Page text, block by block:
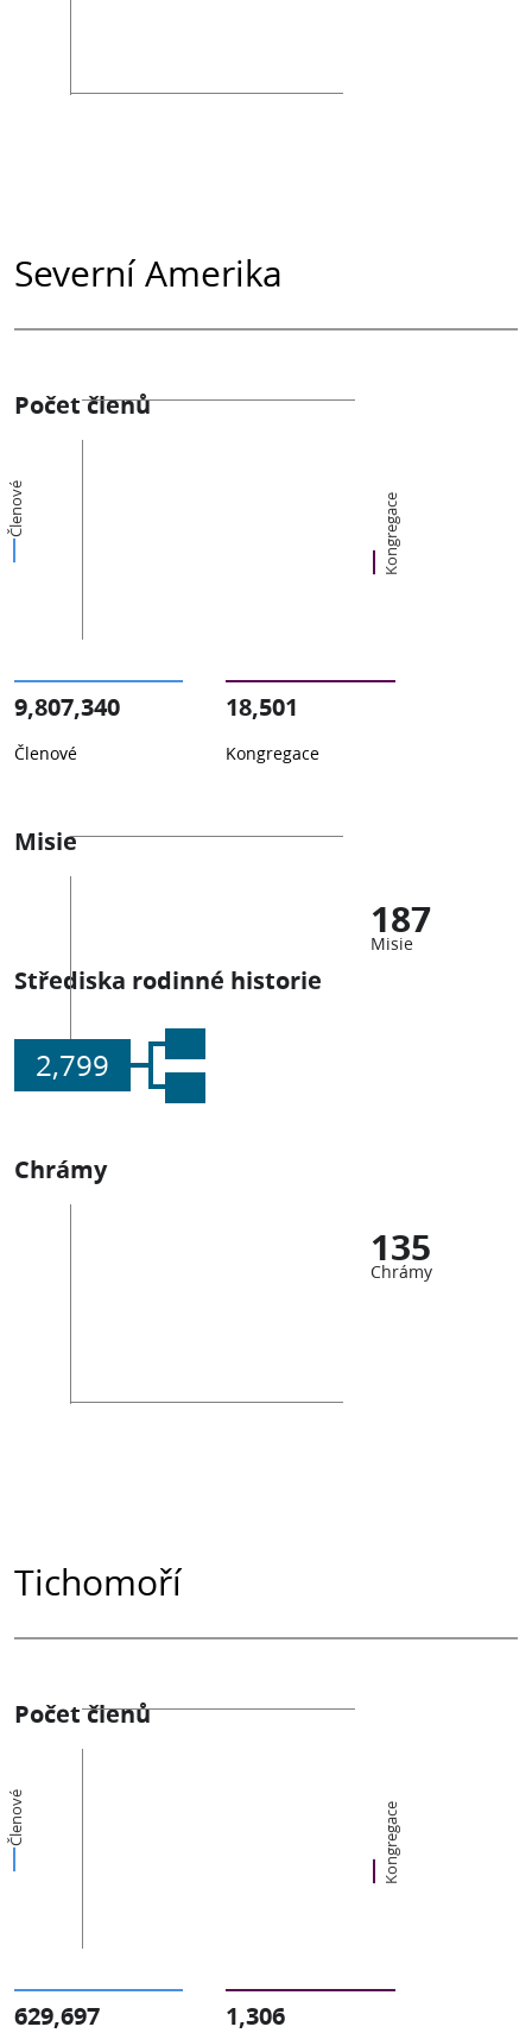
Severní Amerika
Počet členů
Členové Kongregace
9,807,340
Členové
18,501
Kongregace
Misie
187
Misie
Střediska rodinné historie
2,799
Chrámy
135
Chrámy
Tichomoří
Počet členů
Členové Kongregace
629,697 1,306